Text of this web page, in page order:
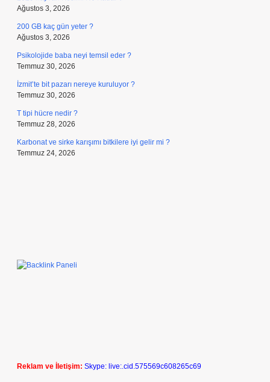
Ağustos 3, 2026
200 GB kaç gün yeter ?
Ağustos 3, 2026
Psikolojide baba neyi temsil eder ?
Temmuz 30, 2026
İzmit’te bit pazarı nereye kuruluyor ?
Temmuz 30, 2026
T tipi hücre nedir ?
Temmuz 28, 2026
Karbonat ve sirke karışımı bitkilere iyi gelir mi ?
Temmuz 24, 2026
Reklam ve İletişim: Skype: live:.cid.575569c608265c69